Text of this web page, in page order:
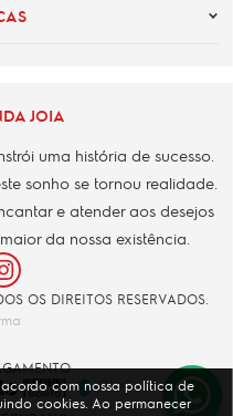
JOIA
uma história de sucesso.
sonho se tornou realidade.
e atender aos desejos
da nossa existência.
OS DIREITOS RESERVADOS.
com nossa política de
cookies. Ao permanecer